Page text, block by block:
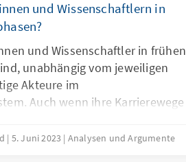
und Wissenschaftlern in
und Wissenschaftler in frühen
unabhängig vom jeweiligen
Akteure im
Auch wenn ihre Karrierewege
Unwägbarkeiten verbunden sind
5. Juni 2023 Analysen und Argumente